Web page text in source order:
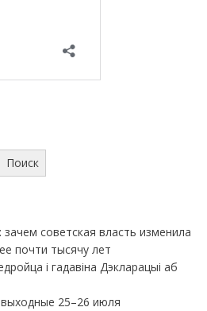
Поиск
советская власть изменила
почти тысячу лет
і гадавіна Дэкларацыі аб
25–26 июля